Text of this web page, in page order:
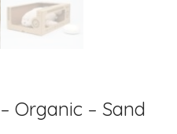
Organic – Sand